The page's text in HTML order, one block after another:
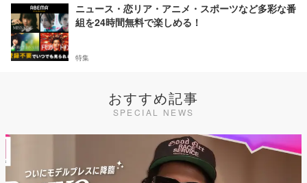
ニュース・恋リア・アニメ・スポーツなど多彩な番
組を24時間無料で楽しめる！
特集
おすすめ記事
SPECIAL NEWS